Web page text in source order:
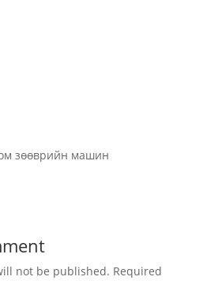
зөөврийн машин
not be published. Required